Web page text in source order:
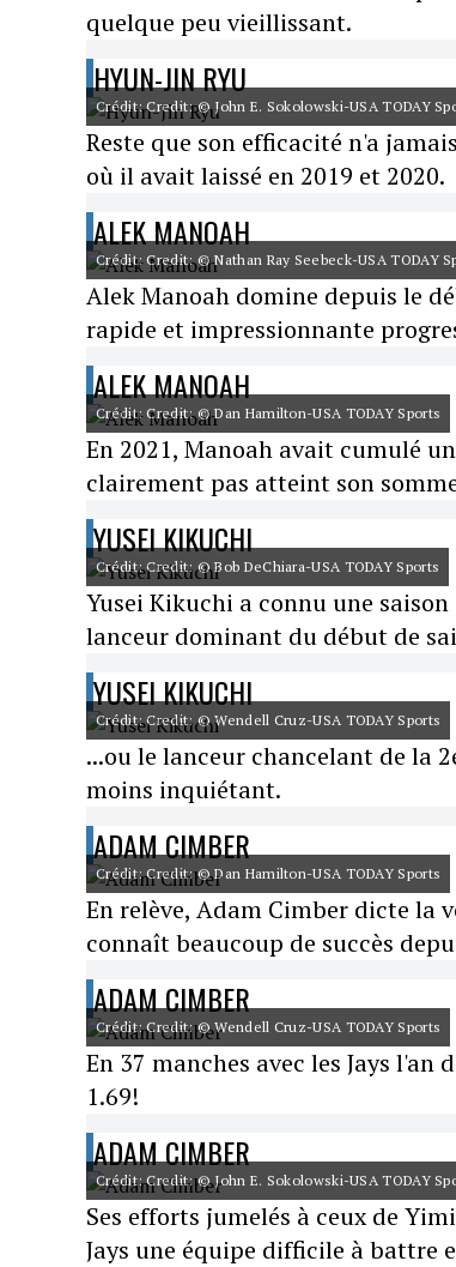
quelque peu vieillissant.
HYUN-JIN RYU
Crédit: Credit: © John E. Sokolowski-USA TODAY
Reste que son efficacité n'a
où il avait laissé en 2019 et 2020.
ALEK MANOAH
Crédit: Credit: © Nathan Ray Seebeck-USA TODAY
Alek Manoah domine depuis le
rapide et impressionnante
ALEK MANOAH
Crédit: Credit: © Dan Hamilton-USA TODAY Sports
En 2021, Manoah avait cumulé
clairement pas atteint son
YUSEI KIKUCHI
Crédit: Credit: © Bob DeChiara-USA TODAY Sports
Yusei Kikuchi a connu une
lanceur dominant du début de
YUSEI KIKUCHI
Crédit: Credit: © Wendell Cruz-USA TODAY Sports
...ou le lanceur chancelant de la
moins inquiétant.
ADAM CIMBER
Crédit: Credit: © Dan Hamilton-USA TODAY Sports
En relève, Adam Cimber dicte la
connaît beaucoup de succès
ADAM CIMBER
Crédit: Credit: © Wendell Cruz-USA TODAY Sports
En 37 manches avec les Jays
1.69!
ADAM CIMBER
Crédit: Credit: © John E. Sokolowski-USA TODAY
Ses efforts jumelés à ceux de
Jays une équipe difficile à battre